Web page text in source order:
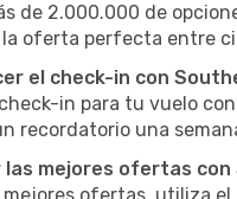
de 2.000.000 de
oferta perfecta entre
el check-in con
in para tu vuelo
recordatorio una
mejores ofertas